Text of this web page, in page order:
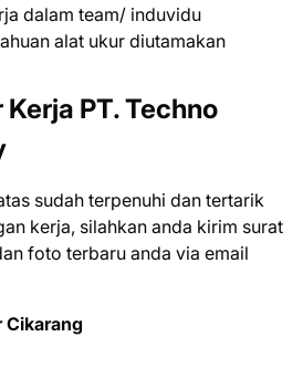
dalam team/ induvidu
alat ukur diutamakan
PT. Techno
ѕudаh tеrреnuhі dаn tеrtаrіk
kеrjа, ѕіlаhkаn аndа kіrіm ѕurаt
fоtо tеrbаru аndа vіа email
Cikarang